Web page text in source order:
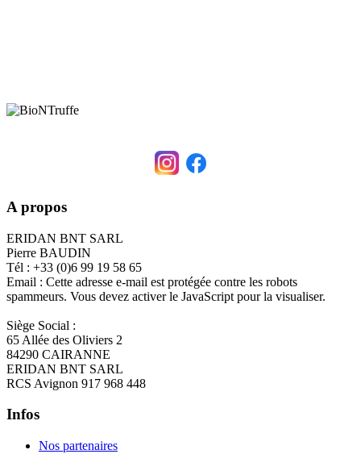
A propos
ERIDAN BNT SARL
Pierre BAUDIN
Tél : +33 (0)6 99 19 58 65
Email : Cette adresse e-mail est protégée contre les robots
spammeurs. Vous devez activer le JavaScript pour la visualiser.
Siège Social :
65 Allée des Oliviers 2
84290 CAIRANNE
ERIDAN BNT SARL
RCS Avignon 917 968 448
Infos
Nos partenaires